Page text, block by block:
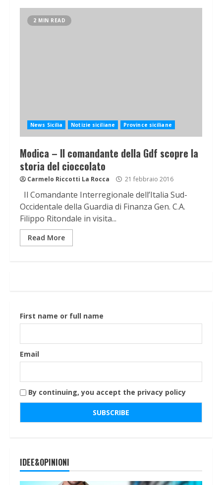
2 MIN READ
News Sicilia Notizie siciliane Province siciliane
Modica – Il comandante della Gdf scopre la
storia del cioccolato
Carmelo Riccotti La Rocca 21 febbraio 2016
Il Comandante Interregionale dell’Italia Sud-
Occidentale della Guardia di Finanza Gen. C.A.
Filippo Ritondale in visita...
Read More
First name or full name
Email
By continuing, you accept the privacy policy
IDEE&OPINIONI